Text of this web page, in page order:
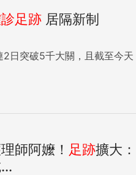
足跡 居隔新制
2日突破5千大關，且截至今天
師阿嬤！ 足跡擴大：